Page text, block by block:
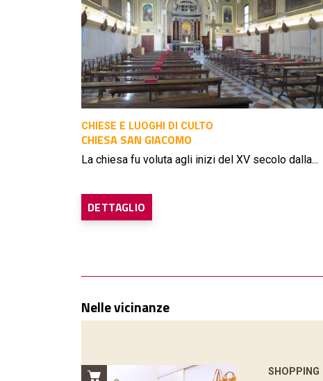
CHIESE E LUOGHI DI CULTO
CHIESA SAN GIACOMO
La chiesa fu voluta agli inizi del XV secolo dalla...
DETTAGLIO
Nelle vicinanze
SHOPPING